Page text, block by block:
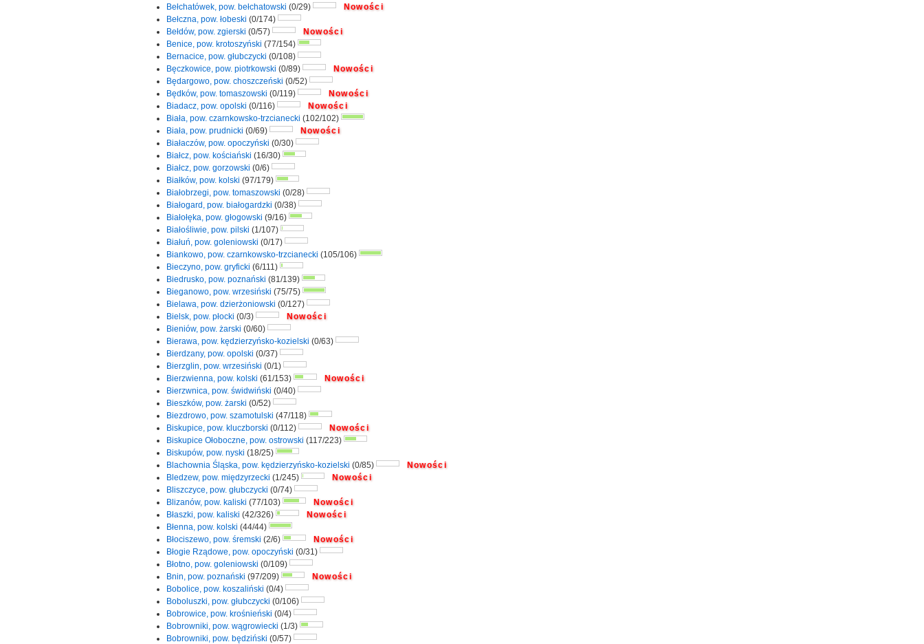
Bełchatówek, pow. bełchatowski (0/29)
Nowości
Bełczna, pow. łobeski (0/174)
Bełdów, pow. zgierski (0/57)
Nowości
Benice, pow. krotoszyński (77/154)
Bernacice, pow. głubczycki (0/108)
Bęczkowice, pow. piotrkowski (0/89)
Nowości
Będargowo, pow. choszczeński (0/52)
Będków, pow. tomaszowski (0/119)
Nowości
Biadacz, pow. opolski (0/116)
Nowości
Biała, pow. czarnkowsko-trzcianecki (102/102)
Biała, pow. prudnicki (0/69)
Nowości
Białaczów, pow. opoczyński (0/30)
Białcz, pow. kościański (16/30)
Białcz, pow. gorzowski (0/6)
Białków, pow. kolski (97/179)
Białobrzegi, pow. tomaszowski (0/28)
Białogard, pow. białogardzki (0/38)
Białołęka, pow. głogowski (9/16)
Białośliwie, pow. pilski (1/107)
Białuń, pow. goleniowski (0/17)
Biankowo, pow. czarnkowsko-trzcianecki (105/106)
Bieczyno, pow. gryficki (6/111)
Biedrusko, pow. poznański (81/139)
Bieganowo, pow. wrzesiński (75/75)
Bielawa, pow. dzierżoniowski (0/127)
Bielsk, pow. płocki (0/3)
Nowości
Bieniów, pow. żarski (0/60)
Bierawa, pow. kędzierzyńsko-kozielski (0/63)
Bierdzany, pow. opolski (0/37)
Bierzglin, pow. wrzesiński (0/1)
Bierzwienna, pow. kolski (61/153)
Nowości
Bierzwnica, pow. świdwiński (0/40)
Bieszków, pow. żarski (0/52)
Biezdrowo, pow. szamotulski (47/118)
Biskupice, pow. kluczborski (0/112)
Nowości
Biskupice Ołoboczne, pow. ostrowski (117/223)
Biskupów, pow. nyski (18/25)
Blachownia Śląska, pow. kędzierzyńsko-kozielski (0/85)
Nowości
Bledzew, pow. międzyrzecki (1/245)
Nowości
Bliszczyce, pow. głubczycki (0/74)
Blizanów, pow. kaliski (77/103)
Nowości
Błaszki, pow. kaliski (42/326)
Nowości
Błenna, pow. kolski (44/44)
Błociszewo, pow. śremski (2/6)
Nowości
Błogie Rządowe, pow. opoczyński (0/31)
Błotno, pow. goleniowski (0/109)
Bnin, pow. poznański (97/209)
Nowości
Bobolice, pow. koszaliński (0/4)
Boboluszki, pow. głubczycki (0/106)
Bobrowice, pow. krośnieński (0/4)
Bobrowniki, pow. wągrowiecki (1/3)
Bobrowniki, pow. będziński (0/57)